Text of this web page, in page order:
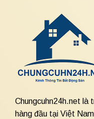
Chungcuhn24h.net là
hàng đầu tại Việt